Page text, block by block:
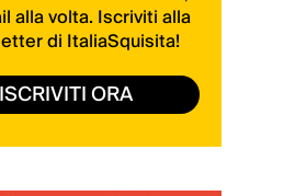
alla volta. Iscriviti alla
di ItaliaSquisita!
ISCRIVITI ORA